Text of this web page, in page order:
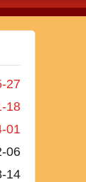
27
18
01
06
14